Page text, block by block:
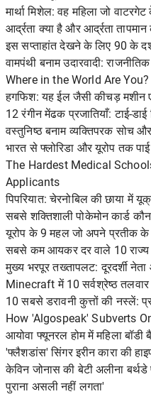
मार्था मिशेल: वह महिला जो
आर्द्रता क्या है और आर्द्रता
इस सप्ताहांत देखने के लिए 90 के
वामपंथी बनाम उदारवादी:
Where in the World Are
हगफिश: यह ईल जैसी कीचड़ मशीन
12 रंगीन मेंढक प्रजातियाँ: टाई-
वस्तुनिष्ठ बनाम व्यक्तिपरक सोच
भारत से फ्लोरिडा और यूरोप तक
The Hardest Medical
Applicants
पिपरियात: चेरनोबिल की छाया में
सबसे शक्तिशाली पोकेमोन कार्ड
यूरोप के 9 महल जो अपने प्रतीक के
सबसे कम आयकर दर वाले 10 राज्य
मुख्य भरपूर तख्तापलट: दूरदर्शी नेता
Minecraft में 10 सर्वश्रेष्ठ तलवार
10 सबसे डरावनी कुत्तों की नस्लें:
How 'Algospeak' Subverts
आयोवा फ्यूनरल होम में महिला बॉडी
'फ्लैशडांस' सिंगर इरीन कारा की
केविन जोनास की बेटी अलीना
पुराना असली नहीं लगता'